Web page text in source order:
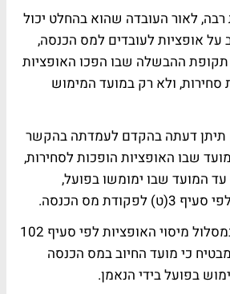
לאור העובדה שהוא בהחלט יכול
על אופציות לעובדים למס הכנסה,
ההבשלה שבו הפכו האופציות
סחירות, ולא רק במועד המימוש
תיתן דעתה בהקדם לעמדתה בהקשר
שבו האופציות הופכות לסחירות,
המועד שבו ימומשו בפועל,
מס הכנסה.
לחלופין, הרי בחירה במסלול מיסוי האופציות לפי סעיף 102
כי מועד החיוב במס הכנסה
בפועל בידי הנאמן.